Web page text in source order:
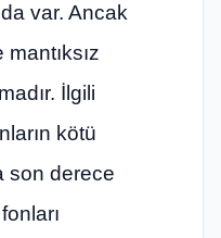
var. Ancak
İlgili
kötü
son derece